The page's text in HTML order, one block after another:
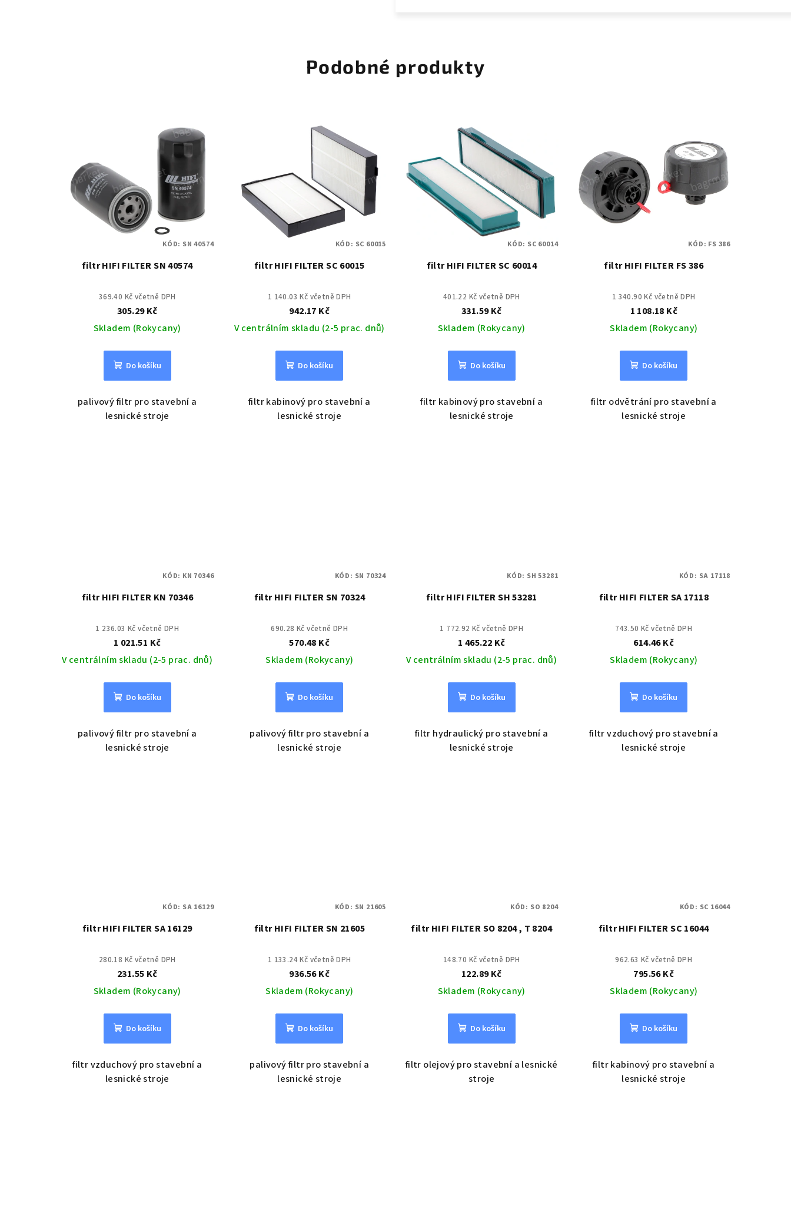
Podobné produkty
filtr HIFI FILTER SN 40574
369.40 Kč včetně DPH
305.29 Kč
Skladem (Rokycany)
Do košíku
palivový filtr pro stavební a
lesnické stroje
KÓD: SN 40574
filtr HIFI FILTER SC 60015
1 140.03 Kč včetně DPH
942.17 Kč
V centrálním skladu (2-5 prac. dnů)
Do košíku
filtr kabinový pro stavební a
lesnické stroje
KÓD: SC 60015
filtr HIFI FILTER SC 60014
401.22 Kč včetně DPH
331.59 Kč
Skladem (Rokycany)
Do košíku
filtr kabinový pro stavební a
lesnické stroje
KÓD: SC 60014
filtr HIFI FILTER FS 386
1 340.90 Kč včetně DPH
1 108.18 Kč
Skladem (Rokycany)
Do košíku
filtr odvětrání pro stavební a
lesnické stroje
KÓD: FS 386
filtr HIFI FILTER KN 70346
1 236.03 Kč včetně DPH
1 021.51 Kč
V centrálním skladu (2-5 prac. dnů)
Do košíku
palivový filtr pro stavební a
lesnické stroje
KÓD: KN 70346
filtr HIFI FILTER SN 70324
690.28 Kč včetně DPH
570.48 Kč
Skladem (Rokycany)
Do košíku
palivový filtr pro stavební a
lesnické stroje
KÓD: SN 70324
filtr HIFI FILTER SH 53281
1 772.92 Kč včetně DPH
1 465.22 Kč
V centrálním skladu (2-5 prac. dnů)
Do košíku
filtr hydraulický pro stavební a
lesnické stroje
KÓD: SH 53281
filtr HIFI FILTER SA 17118
743.50 Kč včetně DPH
614.46 Kč
Skladem (Rokycany)
Do košíku
filtr vzduchový pro stavební a
lesnické stroje
KÓD: SA 17118
filtr HIFI FILTER SA 16129
280.18 Kč včetně DPH
231.55 Kč
Skladem (Rokycany)
Do košíku
filtr vzduchový pro stavební a
lesnické stroje
KÓD: SA 16129
filtr HIFI FILTER SN 21605
1 133.24 Kč včetně DPH
936.56 Kč
Skladem (Rokycany)
Do košíku
palivový filtr pro stavební a
lesnické stroje
KÓD: SN 21605
filtr HIFI FILTER SO 8204 , T 8204
148.70 Kč včetně DPH
122.89 Kč
Skladem (Rokycany)
Do košíku
filtr olejový pro stavební a lesnické
stroje
KÓD: SO 8204
filtr HIFI FILTER SC 16044
962.63 Kč včetně DPH
795.56 Kč
Skladem (Rokycany)
Do košíku
filtr kabinový pro stavební a
lesnické stroje
KÓD: SC 16044